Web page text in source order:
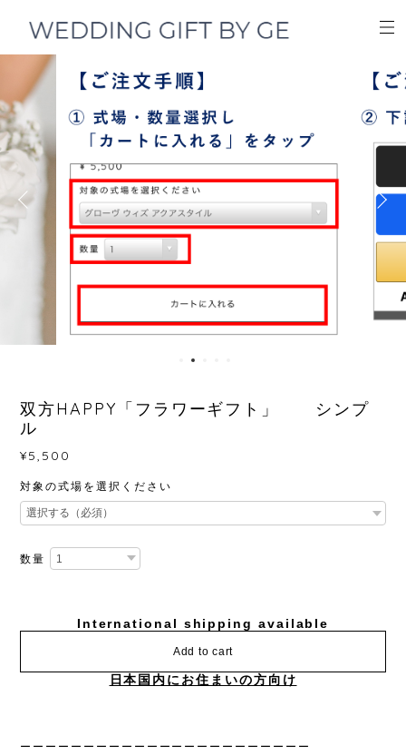
双方HAPPY「フラワーギフト」 シンプ
ル
¥5,500
対象の式場を選択ください
数量
International shipping available
Add to cart
日本国内にお住まいの方向け
ーーーーーーーーーーーーーーーーーーーーーーー